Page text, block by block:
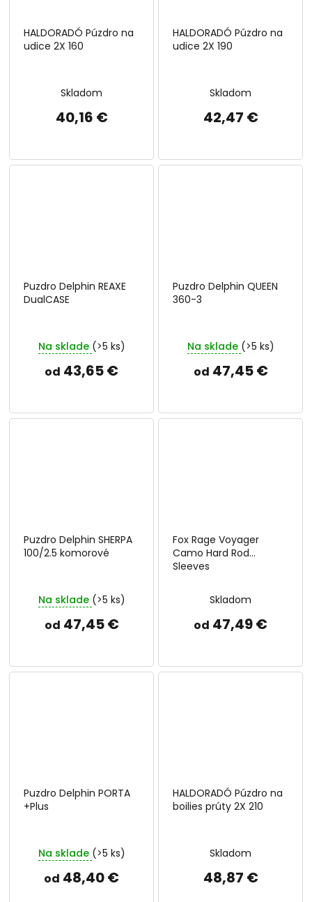
HALDORADÓ Púzdro na
udice 2X 160
Skladom
40,16 €
HALDORADÓ Púzdro na
udice 2X 190
Skladom
42,47 €
Puzdro Delphin REAXE
DualCASE
Na sklade (>5 ks)
od 43,65 €
Puzdro Delphin QUEEN
360-3
Na sklade (>5 ks)
od 47,45 €
Puzdro Delphin SHERPA
100/2.5 komorové
Na sklade (>5 ks)
od 47,45 €
Fox Rage Voyager
Camo Hard Rod
Sleeves
Skladom
od 47,49 €
Puzdro Delphin PORTA
+Plus
Na sklade (>5 ks)
od 48,40 €
HALDORADÓ Púzdro na
boilies prúty 2X 210
Skladom
48,87 €